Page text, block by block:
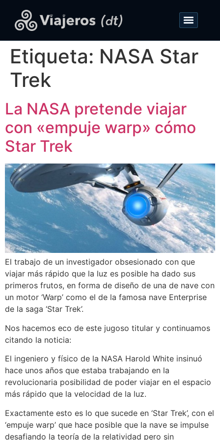
Etiqueta: NASA Star
Trek
La NASA pretende viajar
con «empuje warp» cómo
Star Trek
El trabajo de un investigador obsesionado con que
viajar más rápido que la luz es posible ha dado sus
primeros frutos, en forma de diseño de una de nave con
un motor ‘Warp’ como el de la famosa nave Enterprise
de la saga ‘Star Trek’.
Nos hacemos eco de este jugoso titular y continuamos
citando la noticia:
El ingeniero y físico de la NASA Harold White insinuó
hace unos años que estaba trabajando en la
revolucionaria posibilidad de poder viajar en el espacio
más rápido que la velocidad de la luz.
Exactamente esto es lo que sucede en ‘Star Trek’, con el
‘empuje warp’ que hace posible que la nave se impulse
desafiando la teoría de la relatividad pero sin